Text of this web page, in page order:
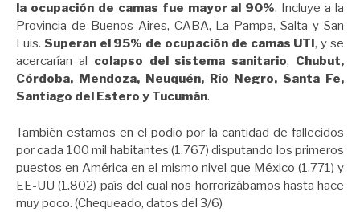
la ocupación de camas fue mayor al 90%. Incluye a la
Provincia de Buenos Aires, CABA, La Pampa, Salta y San
Luis. Superan el 95% de ocupación de camas UTI, y se
acercarían al colapso del sistema sanitario, Chubut,
Córdoba, Mendoza, Neuquén, Río Negro, Santa Fe,
Santiago del Estero y Tucumán.
También estamos en el podio por la cantidad de fallecidos
por cada 100 mil habitantes (1.767) disputando los primeros
puestos en América en el mismo nivel que México (1.771) y
EE-UU (1.802) país del cual nos horrorizábamos hasta hace
muy poco. (Chequeado, datos del 3/6)